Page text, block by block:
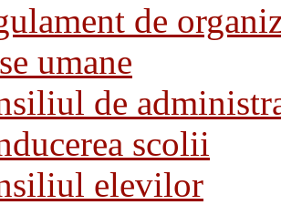
de
umane
de
scolii
elevilor